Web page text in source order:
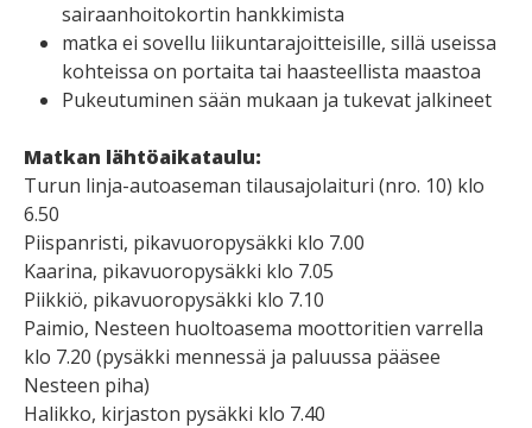
sairaanhoitokortin hankkimista
matka ei sovellu liikuntarajoitteisille, sillä useissa
kohteissa on portaita tai haasteellista maastoa
Pukeutuminen sään mukaan ja tukevat jalkineet
Matkan lähtöaikataulu:
Turun linja-autoaseman tilausajolaituri (nro. 10) klo
6.50
Piispanristi, pikavuoropysäkki klo 7.00
Kaarina, pikavuoropysäkki klo 7.05
Piikkiö, pikavuoropysäkki klo 7.10
Paimio, Nesteen huoltoasema moottoritien varrella
klo 7.20 (pysäkki mennessä ja paluussa pääsee
Nesteen piha)
Halikko, kirjaston pysäkki klo 7.40